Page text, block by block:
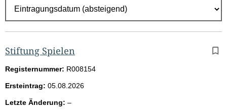
g
e
b
n
s
s
Stiftung Spielen
Registernummer: R008154
Ersteintrag: 05.08.2026
Letzte Änderung: –l